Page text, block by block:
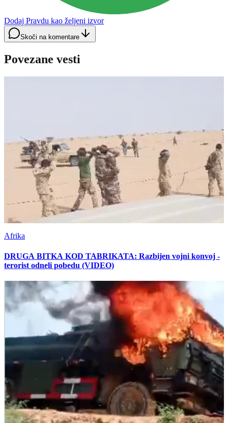
Dodaj Pravdu kao željeni izvor
Skoči na komentare
Povezane vesti
Afrika
DRUGA BITKA KOD TABRIKATA: Razbijen vojni konvoj -
terorist odneli pobedu (VIDEO)